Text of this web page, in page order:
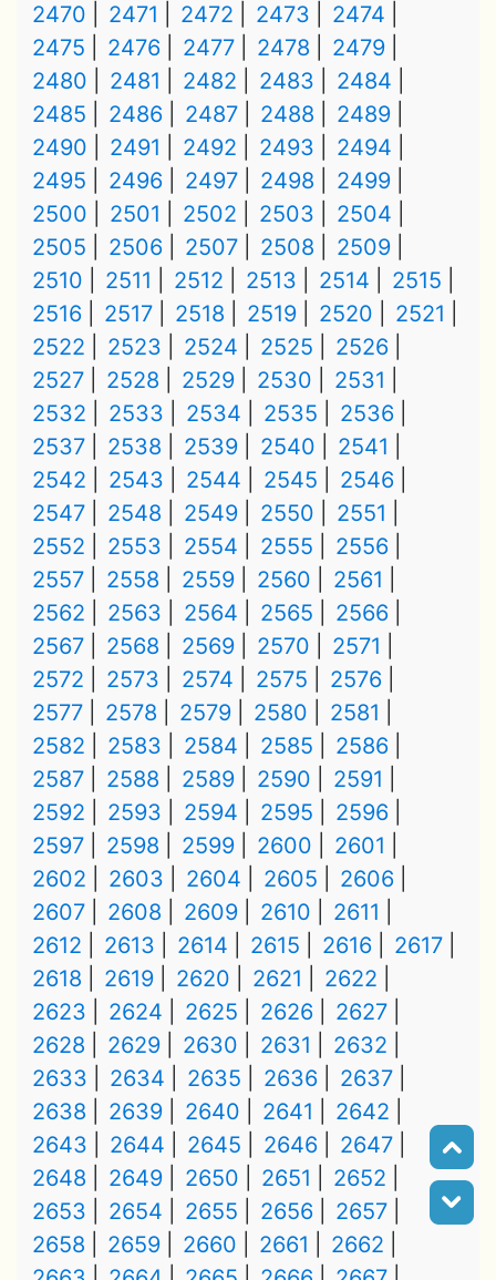
2470
2471 2472 2473
2474
2475
2476 2477 2478
2479
2480
2481 2482 2483
2484
2485
2486 2487 2488
2489
2490
2491 2492 2493
2494
2495
2496 2497 2498
2499
2500
2501 2502 2503
2504
2505
2506 2507 2508
2509
2510
2511 2512 2513 2514
2515
2516
2517 2518 2519 2520
2521
2522
2523 2524 2525
2526
2527
2528 2529 2530
2531
2532
2533 2534 2535
2536
2537
2538 2539 2540
2541
2542
2543 2544 2545
2546
2547
2548 2549 2550
2551
2552
2553 2554 2555
2556
2557
2558 2559 2560
2561
2562
2563 2564 2565
2566
2567
2568 2569 2570
2571
2572
2573 2574 2575
2576
2577
2578 2579 2580
2581
2582
2583 2584 2585
2586
2587
2588 2589 2590
2591
2592
2593 2594 2595
2596
2597
2598 2599 2600
2601
2602
2603 2604 2605
2606
2607
2608 2609 2610
2611
2612
2613 2614 2615 2616
2617
2618
2619 2620 2621
2622
2623
2624 2625 2626
2627
2628
2629 2630 2631
2632
2633
2634 2635 2636
2637
2638
2639 2640 2641
2642
2643
2644 2645 2646
2647
2648
2649 2650 2651
2652
2653
2654 2655 2656
2657
2658
2659 2660 2661
2662